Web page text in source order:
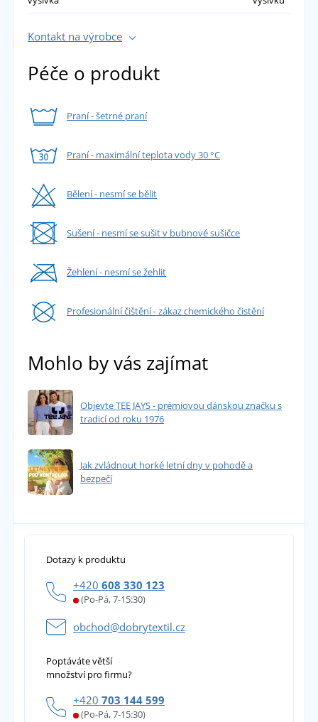
Kontakt na výrobce
Péče o produkt
Praní - šetrné praní
Praní - maximální teplota vody 30 °C
Bělení - nesmí se bělit
Sušení - nesmí se sušit v bubnové sušičce
Žehlení - nesmí se žehlit
Profesionální čištění - zákaz chemického čistění
Mohlo by vás zajímat
Objevte TEE JAYS - prémiovou dánskou značku s
tradicí od roku 1976
Jak zvládnout horké letní dny v pohodě a
bezpečí
Dotazy k produktu
+420 608 330 123
(Po-Pá, 7-15:30)
obchod@dobrytextil.cz
Poptáváte větší
množství pro firmu?
+420 703 144 599
(Po-Pá, 7-15:30)